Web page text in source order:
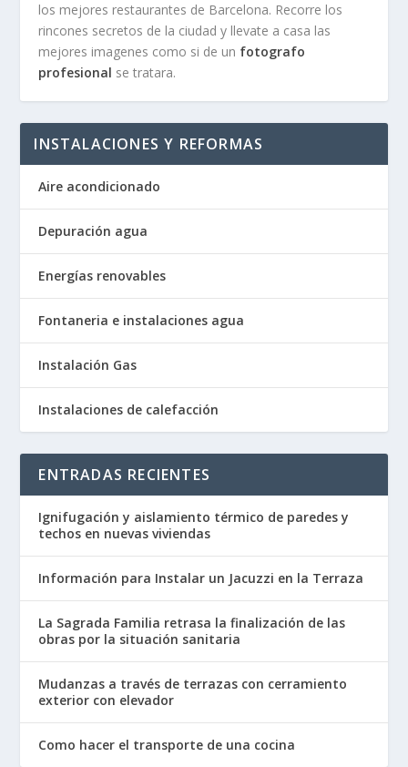
los mejores restaurantes de Barcelona. Recorre los
rincones secretos de la ciudad y llevate a casa las
mejores imagenes como si de un fotografo
profesional se tratara.
INSTALACIONES Y REFORMAS
Aire acondicionado
Depuración agua
Energías renovables
Fontaneria e instalaciones agua
Instalación Gas
Instalaciones de calefacción
ENTRADAS RECIENTES
Ignifugación y aislamiento térmico de paredes y
techos en nuevas viviendas
Información para Instalar un Jacuzzi en la Terraza
La Sagrada Familia retrasa la finalización de las
obras por la situación sanitaria
Mudanzas a través de terrazas con cerramiento
exterior con elevador
Como hacer el transporte de una cocina